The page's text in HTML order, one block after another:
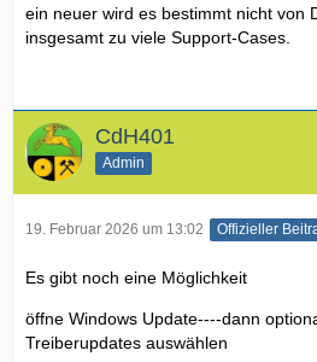
ein neuer wird es bestimmt nicht von
insgesamt zu viele Support-Cases.
CdH401
Admin
19. Februar 2026 um 13:02 Offizieller
Es gibt noch eine Möglichkeit
öffne Windows Update----dann
Treiberupdates auswählen